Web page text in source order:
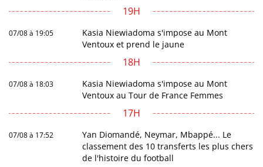
19H
07/08 à 19:05
Kasia Niewiadoma s'impose au Mont
Ventoux et prend le jaune
18H
07/08 à 18:03
Kasia Niewiadoma s'impose au Mont
Ventoux au Tour de France Femmes
17H
07/08 à 17:52
Yan Diomandé, Neymar, Mbappé... Le
classement des 10 transferts les plus chers
de l'histoire du football